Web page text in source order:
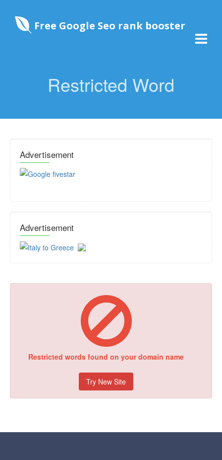
Free Google Seo rank booster
Restricted Word
Advertisement
Advertisement
Restricted words found on your domain name
Try New Site